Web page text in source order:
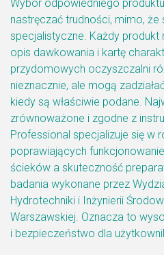
Wybór odpowiedniego
nastręczać trudności, mimo,
specjalistyczne. Każdy produkt
opis dawkowania i kartę
przydomowych oczyszczalni
nieznacznie, ale mogą
kiedy są właściwie podane.
zrównoważone i zgodne z
Professional specjalizuje się w
poprawiających
ścieków a skuteczność
badania wykonane przez
Hydrotechniki i Inżynierii
Warszawskiej. Oznacza to
i bezpieczeństwo dla